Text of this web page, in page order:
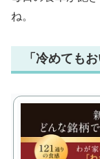
ね。
「冷めても